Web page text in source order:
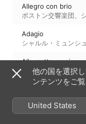
Allegro con brio
ボストン交響楽団
Adagio
シャルル・ミュンシュ
Allegretto grazioso
シャルル・ミュンシ
Allegro ma non
ボストン交響楽団、
他の国を選択
ンテンツをご
United States